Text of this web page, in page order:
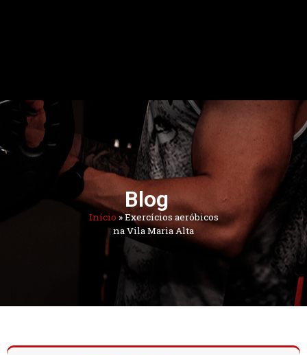
Blog
Início »Exercícios aeróbicos
na Vila Maria Alta